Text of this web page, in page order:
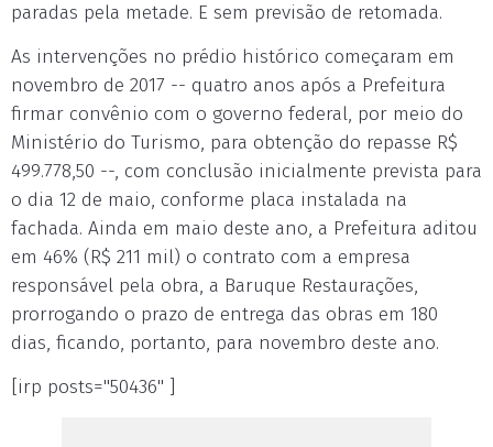
paradas pela metade. E sem previsão de retomada.
As intervenções no prédio histórico começaram em
novembro de 2017 -- quatro anos após a Prefeitura
firmar convênio com o governo federal, por meio do
Ministério do Turismo, para obtenção do repasse R$
499.778,50 --, com conclusão inicialmente prevista para
o dia 12 de maio, conforme placa instalada na
fachada. Ainda em maio deste ano, a Prefeitura aditou
em 46% (R$ 211 mil) o contrato com a empresa
responsável pela obra, a Baruque Restaurações,
prorrogando o prazo de entrega das obras em 180
dias, ficando, portanto, para novembro deste ano.
[irp posts="50436" ]